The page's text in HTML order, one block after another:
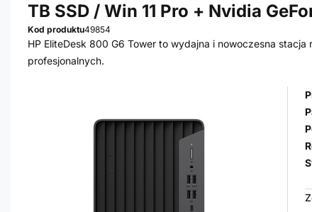
TB SSD / Win 11 Pro + Nvidia
Kod produktu49854
HP EliteDesk 800 G6 Tower to wydajna i nowoczesna
profesjonalnych.